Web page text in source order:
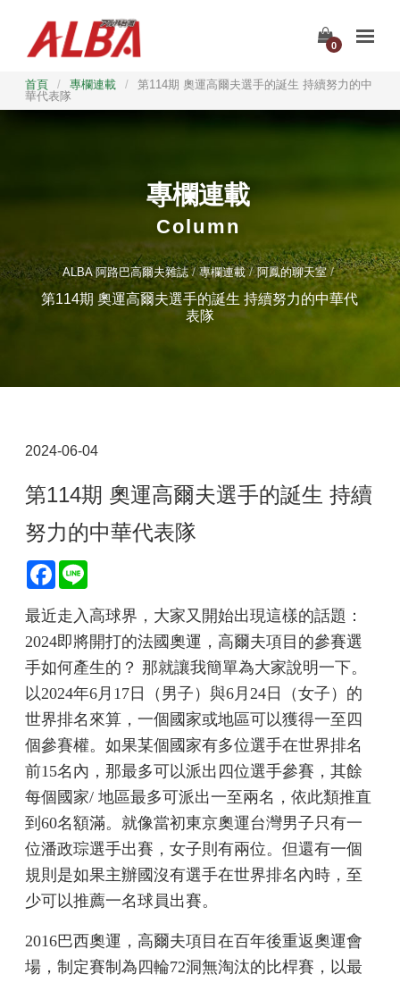
0
首頁 / 專欄連載 /
第114期 奧運高爾夫選手的誕生 持續努力的中
華代表隊
專欄連載
Column
ALBA 阿路巴高爾夫雜誌 專欄連載 阿鳳的聊天室
第114期 奧運高爾夫選手的誕生 持續努力的中華代
表隊
2024-06-04
第114期 奧運高爾夫選手的誕生 持續
努力的中華代表隊
Facebook
最近走入高球界，大家又開始出現這樣的話題：
2024即將開打的法國奧運，高爾夫項目的參賽選
手如何產生的？ 那就讓我簡單為大家說明一下。
以2024年6月17日（男子）與6月24日（女子）的
世界排名來算，一個國家或地區可以獲得一至四
個參賽權。如果某個國家有多位選手在世界排名
前15名內，那最多可以派出四位選手參賽，其餘
每個國家/ 地區最多可派出一至兩名，依此類推直
到60名額滿。就像當初東京奧運台灣男子只有一
位潘政琮選手出賽，女子則有兩位。但還有一個
規則是如果主辦國沒有選手在世界排名內時，至
少可以推薦一名球員出賽。
2016巴西奧運，高爾夫項目在百年後重返奧運會
場，制定賽制為四輪72洞無淘汰的比桿賽，以最